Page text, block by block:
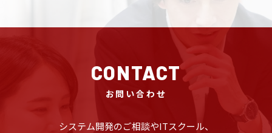
CONTACT
お問い合わせ
システム開発のご相談やITスクール、